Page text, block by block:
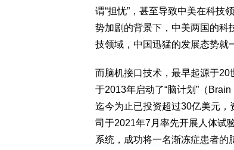
谓“担忧”，甚至导致中美在科技
势加剧的背景下，中美两国的科
技领域，中国迅猛的发展态势就
而脑机接口技术，最早起源于
于2013年启动了“脑计划”（
迄今为止已投资超过30亿美元
司于2021年7月率先开展人体试
系统，成功将一名渐冻症患者